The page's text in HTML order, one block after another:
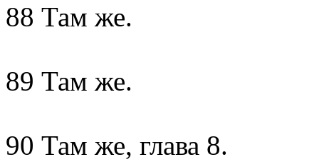
88 Там же.
89 Там же.
90 Там же, глава 8.